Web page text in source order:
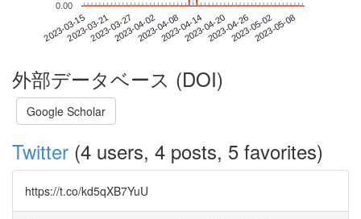
2023-03-152023-03-212023-03-272023-04-022023-04-082023-04-142023-04-202023-04-262023-05-022023-05-08
0.00
外部データベース (DOI)
Google Scholar
Twitter (4 users, 4 posts, 5 favorites)
https://t.co/kd5qXB7YuU